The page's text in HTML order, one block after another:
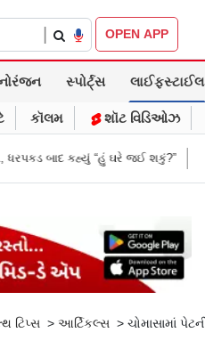
OPEN APP
સ્પોર્ટ્સ લાઈફસ્ટાઈલ
કૉલમ શૉટ વિડિઓઝ
‘હું બાબા બાગેશ્વર નથી...’: IIT
ટિપ્સ > આર્ટિકલ્સ > ચોમાસામાં